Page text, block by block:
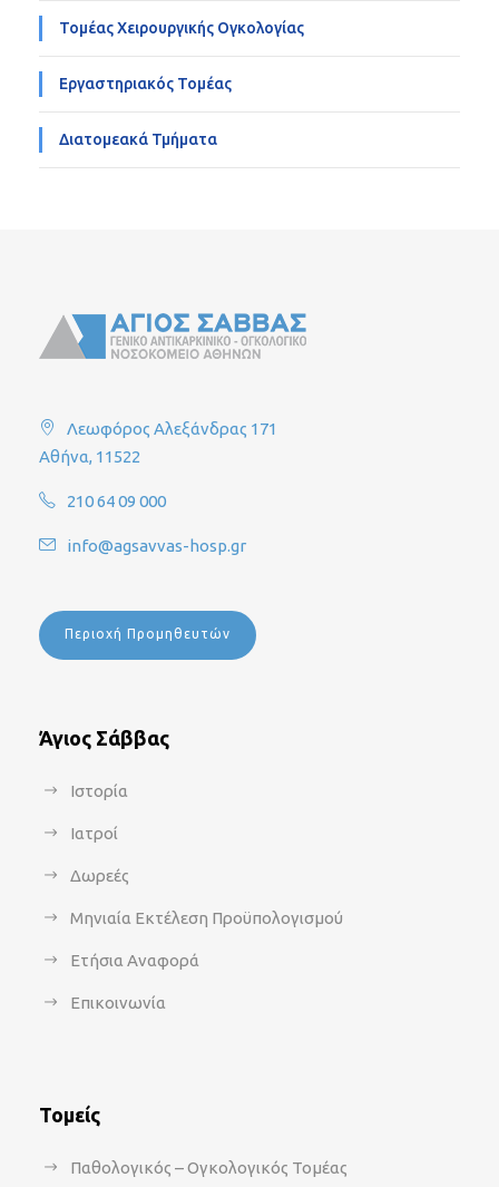
Τομέας Χειρουργικής Ογκολογίας
Εργαστηριακός Τομέας
Διατομεακά Τμήματα
Λεωφόρος Αλεξάνδρας 171
Αθήνα, 11522
210 64 09 000
info@agsavvas-hosp.gr
Περιοχή Προμηθευτών
Άγιος Σάββας
Ιστορία
Ιατροί
Δωρεές
Μηνιαία Εκτέλεση Προϋπολογισμού
Ετήσια Αναφορά
Επικοινωνία
Τομείς
Παθολογικός – Ογκολογικός Τομέας